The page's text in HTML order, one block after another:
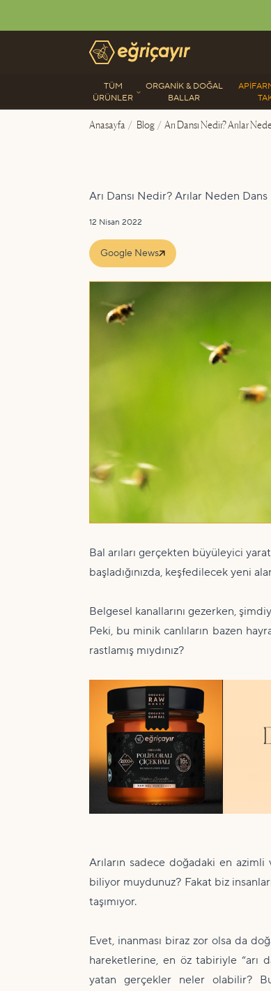
Eğriçayır Organik Arı Ürünleri
TÜM
ÜRÜNLER
ORGANIK & DOĞAL
BALLAR
Anasayfa / Blog / Arı Dansı Nedir? Arılar
Arı Dansı Nedir? Arılar Neden
12 Nisan 2022
Google News
Bal arıları gerçekten büyüleyici
başladığınızda, keşfedilecek yeni
Belgesel kanallarını gezerken,
Peki, bu minik canlıların bazen
rastlamış mıydınız?
Arıların sadece doğadaki en
biliyor muydunuz? Fakat biz
taşımıyor.
Evet, inanması biraz zor olsa da
hareketlerine, en öz tabiriyle “arı
yatan gerçekler neler olabilir? Bu